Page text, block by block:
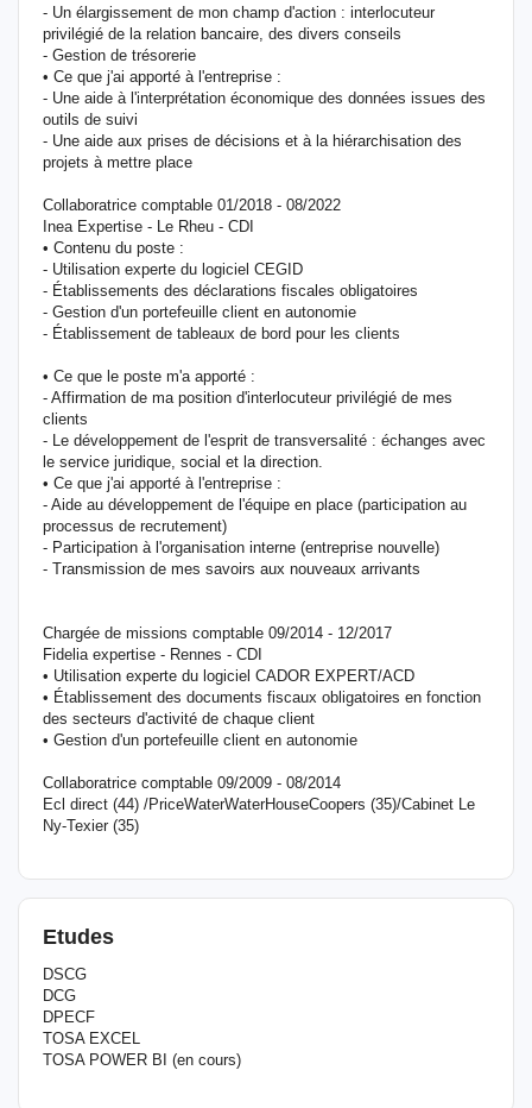
- Un élargissement de mon champ d'action : interlocuteur
privilégié de la relation bancaire, des divers conseils
- Gestion de trésorerie
• Ce que j'ai apporté à l'entreprise :
- Une aide à l'interprétation économique des données issues des
outils de suivi
- Une aide aux prises de décisions et à la hiérarchisation des
projets à mettre place
Collaboratrice comptable 01/2018 - 08/2022
Inea Expertise - Le Rheu - CDI
• Contenu du poste :
- Utilisation experte du logiciel CEGID
- Établissements des déclarations fiscales obligatoires
- Gestion d'un portefeuille client en autonomie
- Établissement de tableaux de bord pour les clients
• Ce que le poste m'a apporté :
- Affirmation de ma position d'interlocuteur privilégié de mes
clients
- Le développement de l'esprit de transversalité : échanges avec
le service juridique, social et la direction.
• Ce que j'ai apporté à l'entreprise :
- Aide au développement de l'équipe en place (participation au
processus de recrutement)
- Participation à l'organisation interne (entreprise nouvelle)
- Transmission de mes savoirs aux nouveaux arrivants
Chargée de missions comptable 09/2014 - 12/2017
Fidelia expertise - Rennes - CDI
• Utilisation experte du logiciel CADOR EXPERT/ACD
• Établissement des documents fiscaux obligatoires en fonction
des secteurs d'activité de chaque client
• Gestion d'un portefeuille client en autonomie
Collaboratrice comptable 09/2009 - 08/2014
Ecl direct (44) /PriceWaterWaterHouseCoopers (35)/Cabinet Le
Ny-Texier (35)
Etudes
DSCG
DCG
DPECF
TOSA EXCEL
TOSA POWER BI (en cours)